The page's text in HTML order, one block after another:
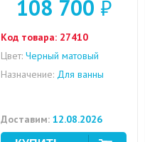
108 700 ₽
Код товара: 27410
Цвет: Черный матовый
Назначение: Для ванны
Доставим: 12.08.2026